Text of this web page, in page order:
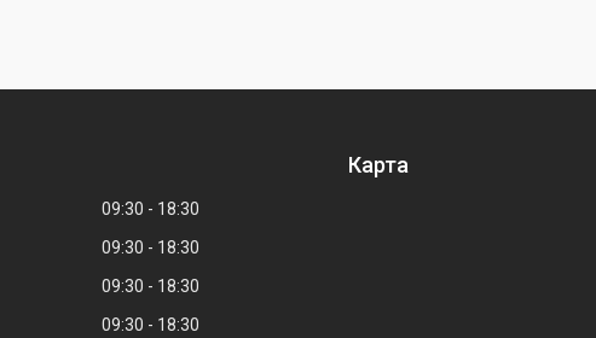
09:30
18:30
09:30
18:30
09:30
18:30
09:30
18:30
Карта